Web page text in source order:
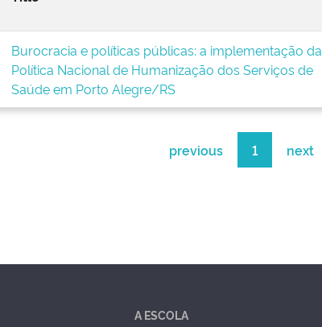
Burocracia e políticas públicas: a implementação da
Política Nacional de Humanização dos Serviços de
Saúde em Porto Alegre/RS
previous 1 next
A ESCOLA